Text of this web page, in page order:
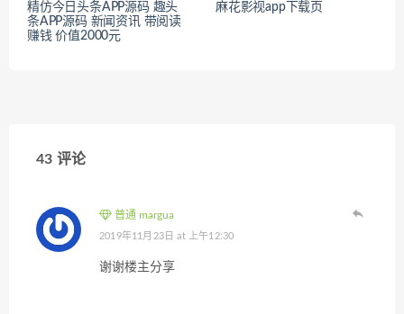
精仿今日头条APP源码 趣头
条APP源码 新闻资讯 带阅读
赚钱 价值2000元
麻花影视app下载页
43 评论
普通 margua
2019年11月23日 at 上午12:30
谢谢楼主分享